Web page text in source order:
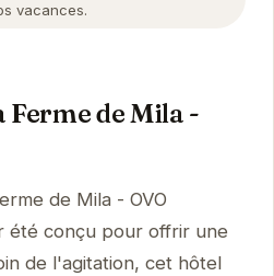
vacances.
Ferme de Mila -
de Mila - OVO
été conçu pour offrir une
de l'agitation, cet hôtel